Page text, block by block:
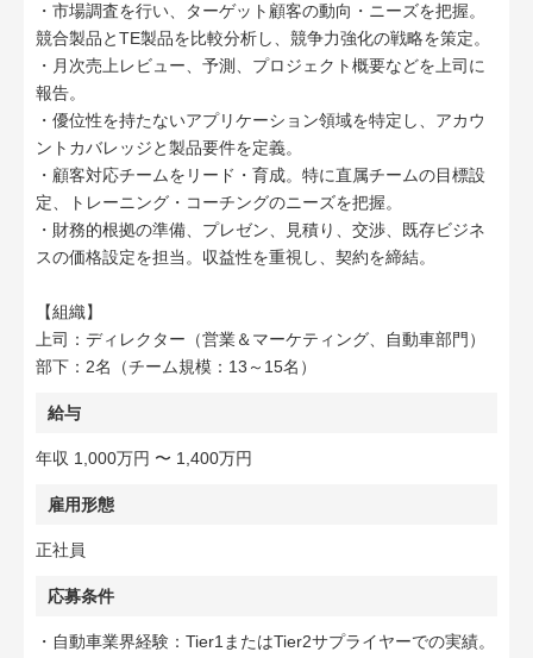
・市場調査を行い、ターゲット顧客の動向・ニーズを把握。
競合製品とTE製品を比較分析し、競争力強化の戦略を策定。
・月次売上レビュー、予測、プロジェクト概要などを上司に
報告。
・優位性を持たないアプリケーション領域を特定し、アカウ
ントカバレッジと製品要件を定義。
・顧客対応チームをリード・育成。特に直属チームの目標設
定、トレーニング・コーチングのニーズを把握。
・財務的根拠の準備、プレゼン、見積り、交渉、既存ビジネ
スの価格設定を担当。収益性を重視し、契約を締結。
【組織】
上司：ディレクター（営業＆マーケティング、自動車部門）
部下：2名（チーム規模：13～15名）
給与
年収 1,000万円 〜 1,400万円
雇用形態
正社員
応募条件
・自動車業界経験：Tier1またはTier2サプライヤーでの実績。